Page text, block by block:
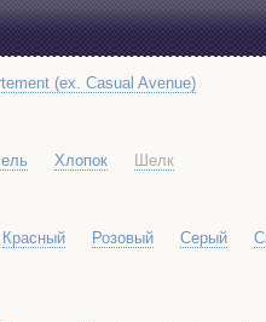
(ex. Casual Avenue)
Хлопок Шелк
Красный Розовый Серый